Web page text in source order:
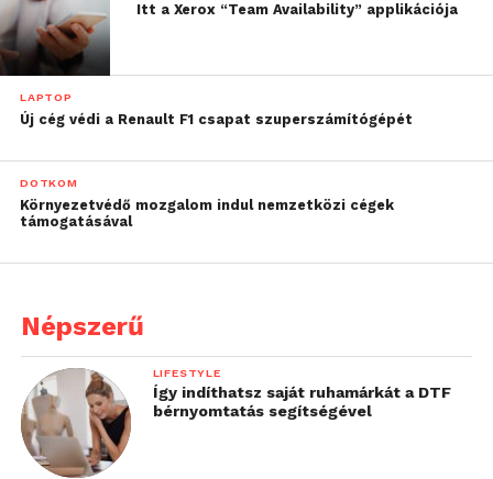
Itt a Xerox “Team Availability” applikációja
LAPTOP
Új cég védi a Renault F1 csapat szuperszámítógépét
DOTKOM
Környezetvédő mozgalom indul nemzetközi cégek
támogatásával
Népszerű
LIFESTYLE
Így indíthatsz saját ruhamárkát a DTF
bérnyomtatás segítségével